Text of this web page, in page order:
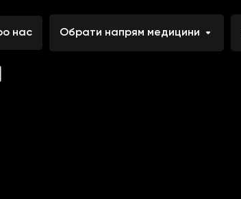
нас Обрати напрям медицини